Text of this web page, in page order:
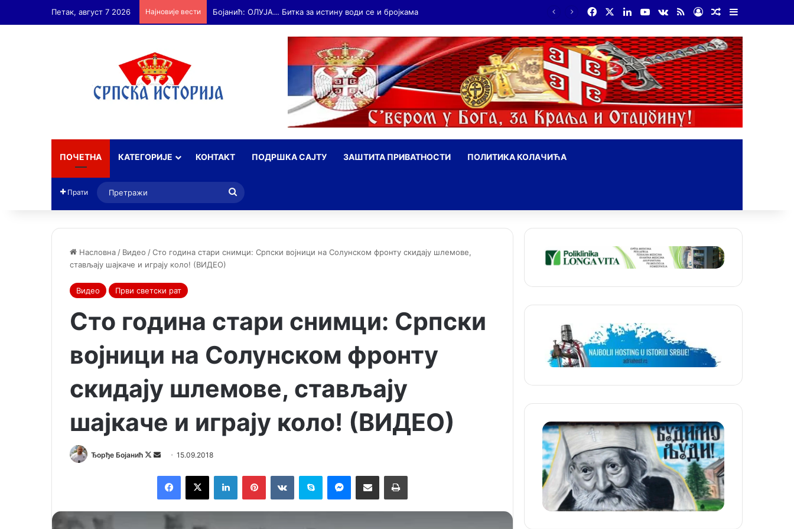
Петак, август 7 2026 Најновије вести FacebookLinkedInYouTube
vk.com
RSS Log InRandom Article
ПОЧЕТНА КАТЕГОРИЈЕ КОНТАКТ ПОДРШКА САЈТУ ЗАШТИТА ПРИВАТНОСТИ ПОЛИТИКА КОЛАЧИЋА
Прати
Насловна / Видео /Сто година стари снимци: Српски војници на Солунском фронту скидају шлемове,
стављају шајкаче и играју коло! (ВИДЕО)
Видео Први светски рат
Сто година стари снимци: Српски
војници на Солунском фронту
скидају шлемове, стављају
шајкаче и играју коло! (ВИДЕО)
Ђорђе Бојанић
F
o
d
a
15.09.2018